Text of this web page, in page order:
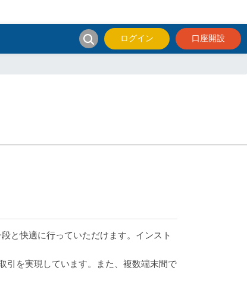
ログイン 口座開設
と快適に行っていただけます。インスト
引を実現しています。また、複数端末間で